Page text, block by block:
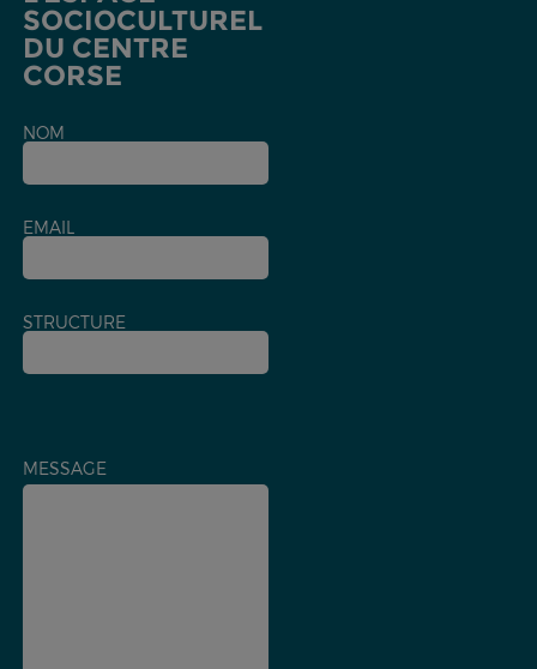
SOCIOCULTUREL
DU CENTRE
CORSE
NOM
EMAIL
STRUCTURE
MESSAGE